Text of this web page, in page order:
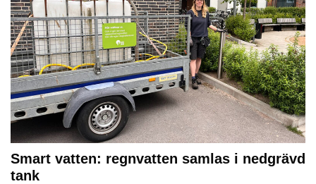
Smart vatten: regnvatten samlas i nedgrävd
tank